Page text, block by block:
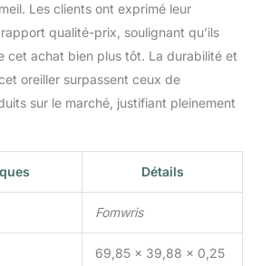
Les clients ont exprimé leur
qualité-prix, soulignant qu’ils
cet achat bien plus tôt. La durabilité et
oreiller surpassent ceux de
sur le marché, justifiant pleinement
Détails
Fomwris
69,85 x 39,88 x 0,25